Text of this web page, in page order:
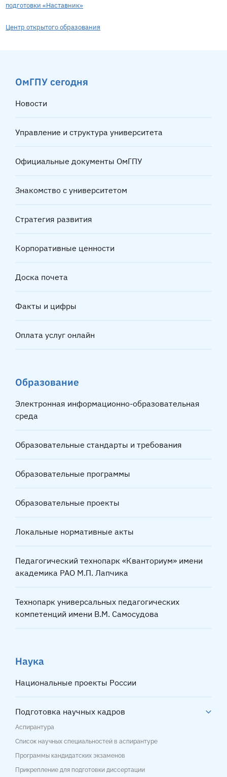
подготовки «Наставник»
Центр открытого образования
ОмГПУ сегодня
Новости
Управление и структура университета
Официальные документы ОмГПУ
Знакомство с университетом
Стратегия развития
Корпоративные ценности
Доска почета
Факты и цифры
Оплата услуг онлайн
Образование
Электронная информационно-образовательная
среда
Образовательные стандарты и требования
Образовательные программы
Образовательные проекты
Локальные нормативные акты
Педагогический технопарк «Кванториум» имени
академика РАО М.П. Лапчика
Технопарк универсальных педагогических
компетенций имени В.М. Самосудова
Наука
Национальные проекты России
Подготовка научных кадров
Аспирантура
Список научных специальностей в аспирантуре
Программы кандидатских экзаменов
Прикрепление для подготовки диссертации